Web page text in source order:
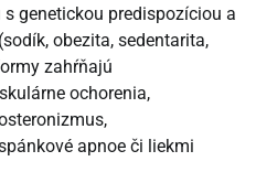
genetickou predispozíciou a
obezita, sedentarita,
zahŕňajú
ochorenia,
apnoe či liekmi